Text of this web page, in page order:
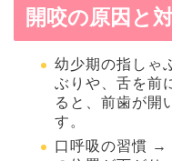
開咬の原因と
幼少期の指しゃ
ぶりや、舌を前
ると、前歯が開
す。
口呼吸の習慣 →